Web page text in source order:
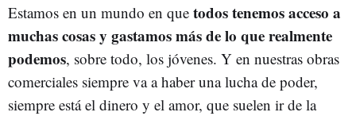
Estamos en un mundo en que todos tenemos acceso a
muchas cosas y gastamos más de lo que realmente
podemos, sobre todo, los jóvenes. Y en nuestras obras
comerciales siempre va a haber una lucha de poder,
siempre está el dinero y el amor, que suelen ir de la